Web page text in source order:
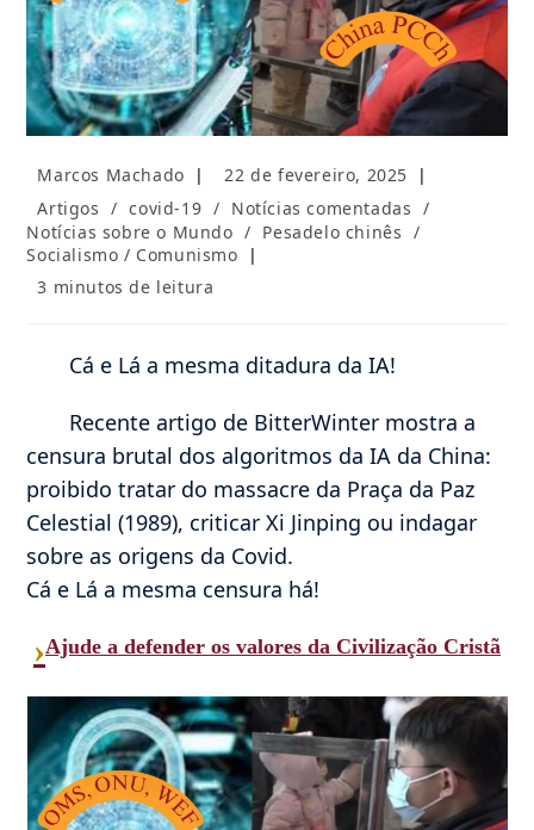
Autor
post:
Marcos Machado
Post
22 de fevereiro, 2025
Categoria
do
post:
Artigos / covid-19 / Notícias comentadas /
Notícias sobre o Mundo / Pesadelo chinês /
Socialismo / Comunismo
Tempo
3 minutos de leitura
Cá e Lá a mesma ditadura da IA!
Recente artigo de BitterWinter mostra a
censura brutal dos algoritmos da IA da China:
proibido tratar do massacre da Praça da Paz
Celestial (1989), criticar Xi Jinping ou indagar
sobre as origens da Covid.
Cá e Lá a mesma censura há!
›Ajude a defender os valores da Civilização Cristã